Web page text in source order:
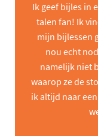
Ik geef bijles in
talen fan! Ik
mijn bijlessen
nou echt
namelijk niet
waarop ze de
ik altijd naar